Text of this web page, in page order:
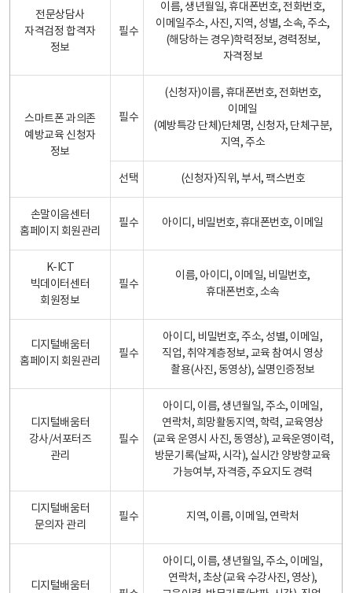
전문상담사
자격검정 합격자
정보
필수
이름, 생년월일, 휴대폰번호, 전화번호,
이메일주소, 사진, 지역, 성별, 소속, 주소,
(해당하는 경우)학력정보, 경력정보,
자격정보
스마트폰 과의존
예방교육 신청자
정보
필수
(신청자)이름, 휴대폰번호, 전화번호,
이메일
(예방특강 단체)단체명, 신청자, 단체구분,
지역, 주소
선택 (신청자)직위, 부서, 팩스번호
손말이음센터
홈페이지 회원관리
필수 아이디, 비밀번호, 휴대폰번호, 이메일
K-ICT
빅데이터센터
회원정보
필수
이름, 아이디, 이메일, 비밀번호,
휴대폰번호, 소속
디지털배움터
홈페이지 회원관리
필수
아이디, 비밀번호, 주소, 성별, 이메일,
직업, 취약계층정보, 교육 참여시 영상
촬용(사진, 동영상), 실명인증정보
디지털배움터
강사/서포터즈
관리
필수
아이디, 이름, 생년월일, 주소, 이메일,
연락처, 희망활동지역, 학력, 교육영상
(교육 운영시 사진, 동영상), 교육운영이력,
방문기록(날짜, 시각), 실시간 양방향교육
가능여부, 자격증, 주요지도 경력
디지털배움터
문의자 관리
필수 지역, 이름, 이메일, 연락처
디지털배움터
아이디, 이름, 생년월일, 주소, 이메일,
연락처, 초상(교육 수강사진, 영상),